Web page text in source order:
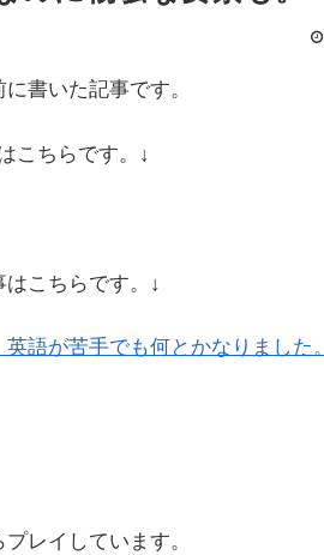
書いた記事です。
こちらです。↓
こちらです。↓
語が苦手でも何とかなりました。
レイしています。